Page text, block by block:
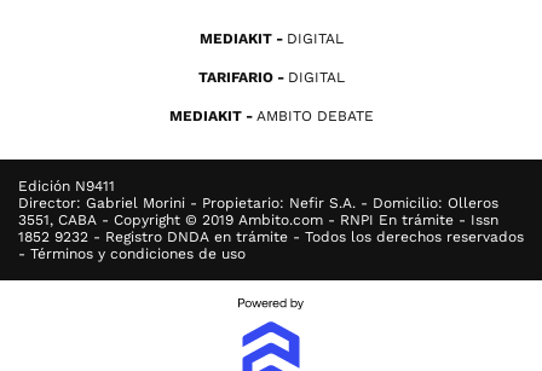
MEDIAKIT DIGITAL
TARIFARIO DIGITAL
MEDIAKIT AMBITO DEBATE
Edición N9411
Director: Gabriel Morini - Propietario: Nefir S.A. - Domicilio: Olleros
3551, CABA - Copyright © 2019 Ambito.com - RNPI En trámite - Issn
1852 9232 - Registro DNDA en trámite - Todos los derechos reservados
- Términos y condiciones de uso